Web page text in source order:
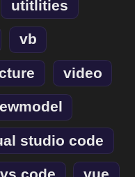
utitlities
vb
video
studio code